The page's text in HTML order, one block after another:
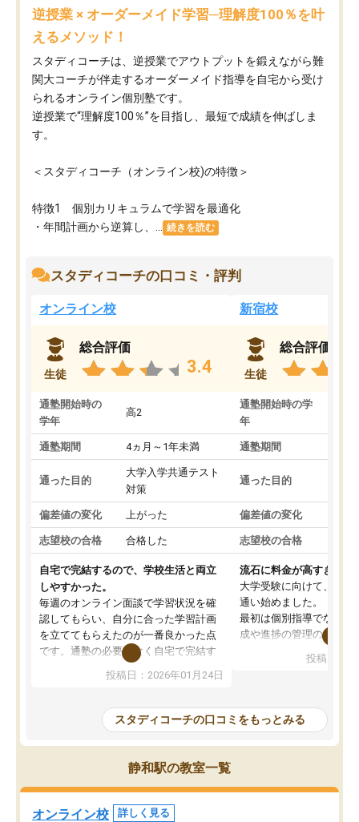
逆授業 × オーダーメイド学習─理解度100％を叶
えるメソッド！
スタディコーチは、逆授業でアウトプットを鍛えながら難
関大コーチが伴走するオーダーメイド指導を自宅から受け
られるオンライン個別塾です。
逆授業で“理解度100％”を目指し、最短で成績を伸ばしま
す。
＜スタディコーチ（オンライン校)の特徴＞
特徴1 個別カリキュラムで学習を最適化
・年間計画から逆算し、...
続きを読む
スタディコーチの口コミ・評判
オンライン校
生徒
総合評価
3.4
通塾開始時の
学年
高2
通塾期間 4ヵ月～1年未満
通った目的
大学入学共通テスト
対策
偏差値の変化 上がった
志望校の合格 合格した
自宅で完結するので、学校生活と両立
しやすかった。
毎週のオンライン面談で学習状況を確
認してもらい、自分に合った学習計画
を立ててもらえたのが一番良かった点
です。通塾の必要がなく自宅で完結す
たです。コーチが現役大学生で相談し
安も気軽に話せました。勉強習慣が身
についたと感じています。また、チャ
ットで質問できるのも便利でした。一
人では迷いがちだった受験勉強を、最
だと思います。
投稿日：2026年01月24日
新宿校
生徒
総合評価
通塾開始時の学
年
通塾期間
通った目的
偏差値の変化
志望校の合格
流石に料金が高すぎる
大学受験に向けて、高2
通い始めました。
最初は個別指導でなく、
成や進捗の管理のみのコ
じ個別指導コースに変更
性が良くなかったです。
モチベーションが上がら
にやめてしまいました。
の方の予定が空いていな
投稿日：
スタディコーチの口コミをもっとみる
静和駅の教室一覧
オンライン校 詳しく見る